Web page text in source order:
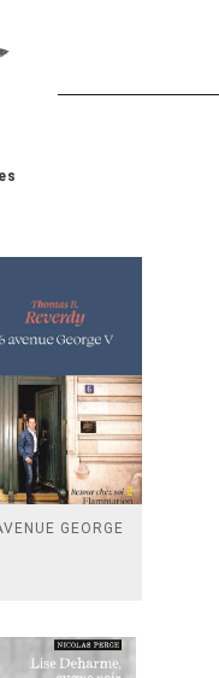
GEORGE